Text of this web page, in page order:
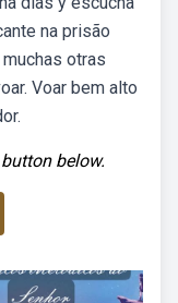
na prisão
otras
Voar bem alto
below.